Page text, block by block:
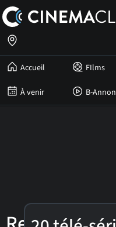
Accueil FIlms
À venir B-